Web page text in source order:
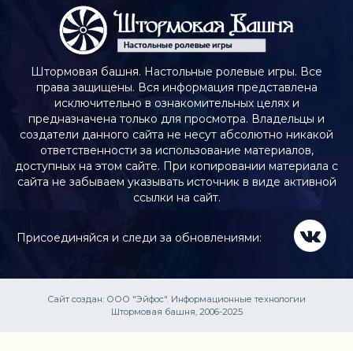
Штормовая башня. Настольные ролевые игры. Все
права защищены. Вся информация представлена
исключительно в ознакомительных целях и
предназначена только для просмотра. Владельцы и
создатели данного сайта не несут абсолютно никакой
ответственности за использование материалов,
доступных на этом сайте. При копировании материала с
сайта не забываем указывать источник в виде активной
ссылки на сайт.
Присоединяйся и следи за обновлениями:
Сайт создан: ООО "Эйфос". Информационные технологии
Штормовая башня, 2006-2025